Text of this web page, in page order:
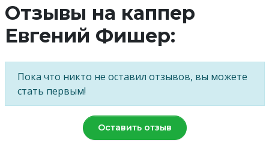
Отзывы на каппер
Евгений Фишер:
Пока что никто не оставил отзывов, вы можете
стать первым!
Оставить отзыв